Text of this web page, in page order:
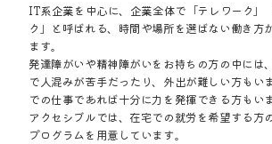
IT系企業を中心に、企業全体で「テレワーク」
ク」と呼ばれる、時間や場所を選ばない働き方
ます。
発達障がいや精神障がいをお持ちの方の中には
で人混みが苦手だったり、外出が難しい方もい
での仕事であれば十分に力を発揮できる方もい
アクセシブルでは、在宅での就労を希望する方
プログラムを用意しています。